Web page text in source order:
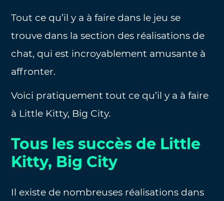
Tout ce qu’il y a à faire dans le jeu se
trouve dans la section des réalisations de
chat, qui est incroyablement amusante à
affronter.
Voici pratiquement tout ce qu’il y a à faire
à Little Kitty, Big City.
Tous les succès de Little
Kitty, Big City
Il existe de nombreuses réalisations dans